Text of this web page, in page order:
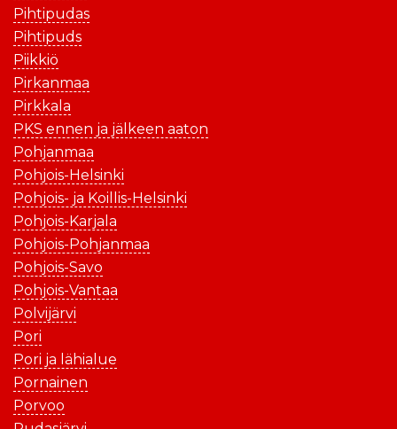
Pihtipudas
Pihtipuds
Piikkiö
Pirkanmaa
Pirkkala
PKS ennen ja jälkeen aaton
Pohjanmaa
Pohjois-Helsinki
Pohjois- ja Koillis-Helsinki
Pohjois-Karjala
Pohjois-Pohjanmaa
Pohjois-Savo
Pohjois-Vantaa
Polvijärvi
Pori
Pori ja lähialue
Pornainen
Porvoo